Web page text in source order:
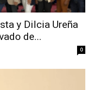
y Dilcia Ureña
de...
0